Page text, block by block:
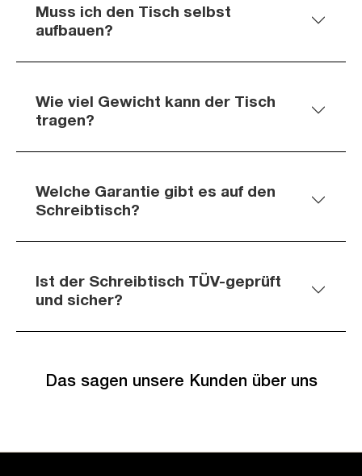
Muss ich den Tisch selbst
aufbauen?
Wie viel Gewicht kann der Tisch
tragen?
Welche Garantie gibt es auf den
Schreibtisch?
Ist der Schreibtisch TÜV-geprüft
und sicher?
Das sagen unsere Kunden über uns